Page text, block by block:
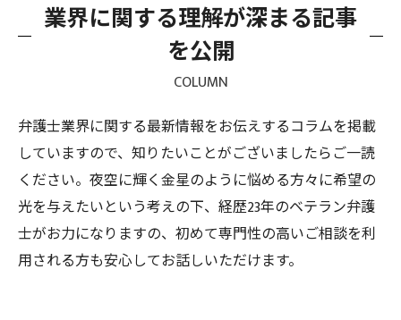
業界に関する理解が深まる記事
を公開
COLUMN
弁護士業界に関する最新情報をお伝えするコラムを掲載
していますので、知りたいことがございましたらご一読
ください。夜空に輝く金星のように悩める方々に希望の
光を与えたいという考えの下、経歴23年のベテラン弁護
士がお力になりますの、初めて専門性の高いご相談を利
用される方も安心してお話しいただけます。